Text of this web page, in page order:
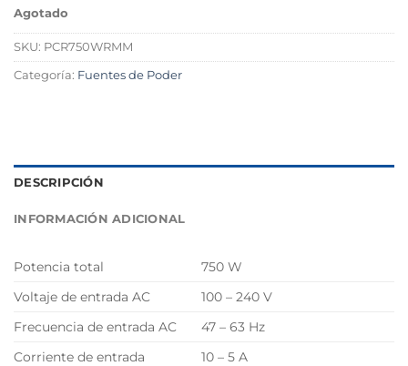
Agotado
SKU: PCR750WRMM
Categoría: Fuentes de Poder
DESCRIPCIÓN
INFORMACIÓN ADICIONAL
Potencia total
750 W
Voltaje de entrada AC
100 – 240 V
Frecuencia de entrada AC
47 – 63 Hz
Corriente de entrada
10 – 5 A